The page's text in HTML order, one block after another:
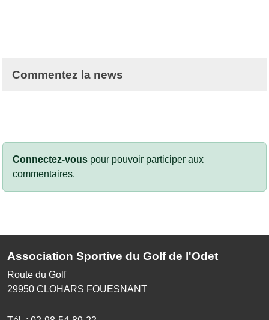
Commentez la news
Connectez-vous pour pouvoir participer aux
commentaires.
Association Sportive du Golf de l'Odet
Route du Golf
29950 CLOHARS FOUESNANT